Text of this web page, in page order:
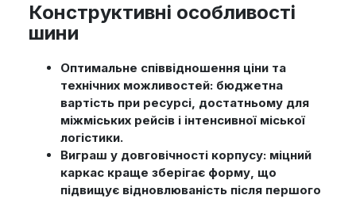
Конструктивні особливості
шини
Оптимальне співвідношення ціни та
технічних можливостей: бюджетна
вартість при ресурсі, достатньому для
міжміських рейсів і інтенсивної міської
логістики.
Виграш у довговічності корпусу: міцний
каркас краще зберігає форму, що
підвищує відновлюваність після першого